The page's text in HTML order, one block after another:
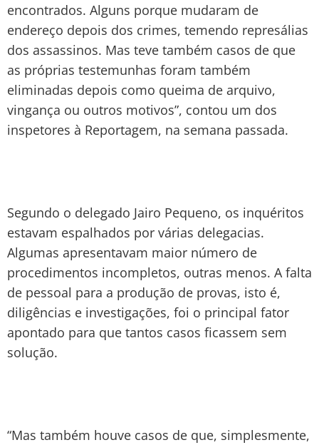
encontrados. Alguns porque mudaram de
endereço depois dos crimes, temendo represálias
dos assassinos. Mas teve também casos de que
as próprias testemunhas foram também
eliminadas depois como queima de arquivo,
vingança ou outros motivos”, contou um dos
inspetores à Reportagem, na semana passada.
Segundo o delegado Jairo Pequeno, os inquéritos
estavam espalhados por várias delegacias.
Algumas apresentavam maior número de
procedimentos incompletos, outras menos. A falta
de pessoal para a produção de provas, isto é,
diligências e investigações, foi o principal fator
apontado para que tantos casos ficassem sem
solução.
“Mas também houve casos de que, simplesmente,